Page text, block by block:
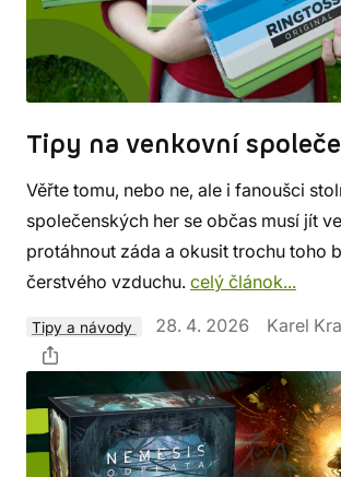
Tipy na venkovní
Věřte tomu, nebo ne, ale i fanoušci
společenských her se občas musí jít
protáhnout záda a okusit trochu toho
čerstvého vzduchu. celý článok...
Tipy a návody 28. 4. 2026 Karel